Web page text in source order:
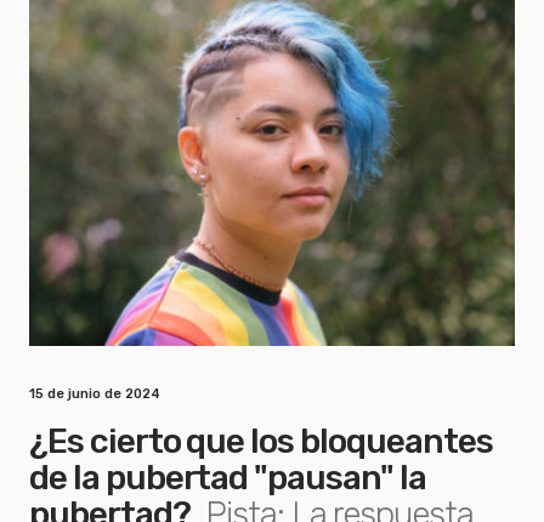
15 de junio de 2024
¿Es cierto que los bloqueantes
de la pubertad "pausan" la